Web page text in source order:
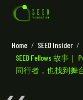
Home / SEED Insider /
SEED Fellows 故事
同行者，也找到舞